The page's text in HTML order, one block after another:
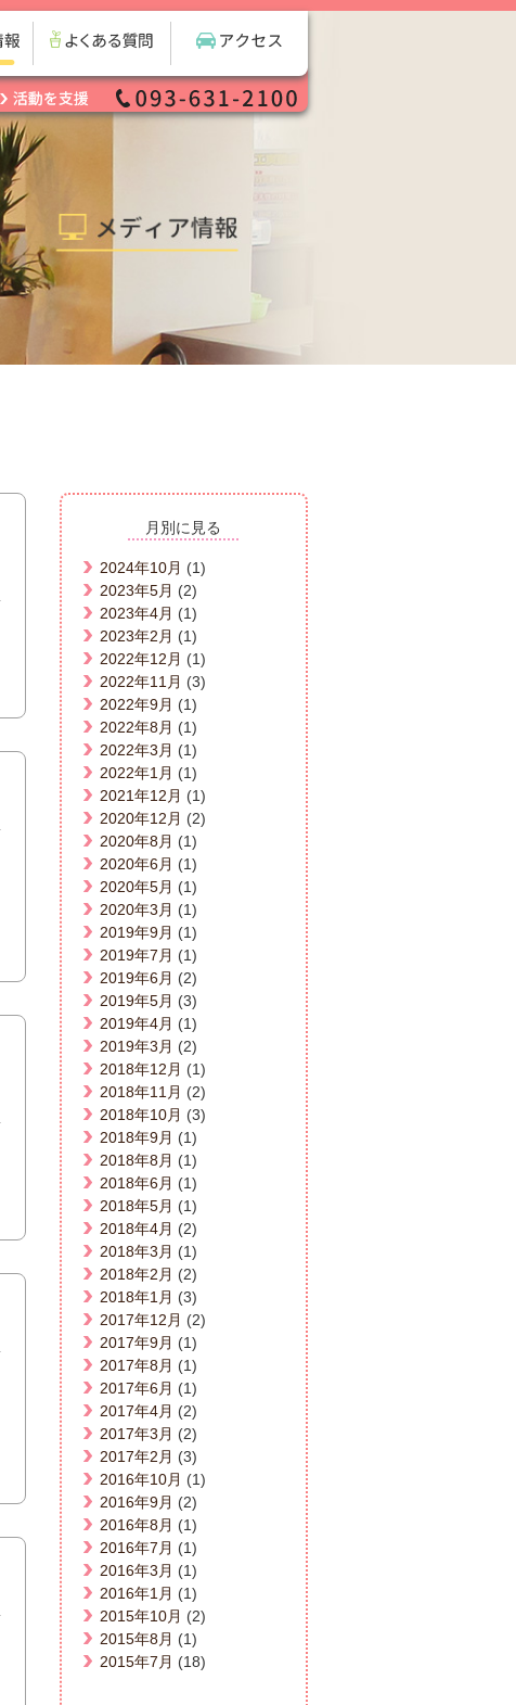
月別に見る
2024年10月 (1)
2023年5月 (2)
2023年4月 (1)
2023年2月 (1)
2022年12月 (1)
2022年11月 (3)
2022年9月 (1)
2022年8月 (1)
2022年3月 (1)
2022年1月 (1)
2021年12月 (1)
2020年12月 (2)
2020年8月 (1)
2020年6月 (1)
2020年5月 (1)
2020年3月 (1)
2019年9月 (1)
2019年7月 (1)
2019年6月 (2)
2019年5月 (3)
2019年4月 (1)
2019年3月 (2)
2018年12月 (1)
2018年11月 (2)
2018年10月 (3)
2018年9月 (1)
2018年8月 (1)
2018年6月 (1)
2018年5月 (1)
2018年4月 (2)
2018年3月 (1)
2018年2月 (2)
2018年1月 (3)
2017年12月 (2)
2017年9月 (1)
2017年8月 (1)
2017年6月 (1)
2017年4月 (2)
2017年3月 (2)
2017年2月 (3)
2016年10月 (1)
2016年9月 (2)
2016年8月 (1)
2016年7月 (1)
2016年3月 (1)
2016年1月 (1)
2015年10月 (2)
2015年8月 (1)
2015年7月 (18)